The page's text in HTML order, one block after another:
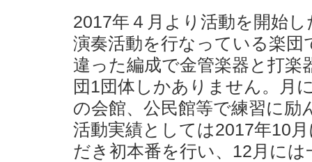
2017年４月より活動を開始
演奏活動を行なっている楽
違った編成で金管楽器と打楽
団1団体しかありません。月
の会館、公民館等で練習に励
活動実績としては2017年10
だき初本番を行い、12月に